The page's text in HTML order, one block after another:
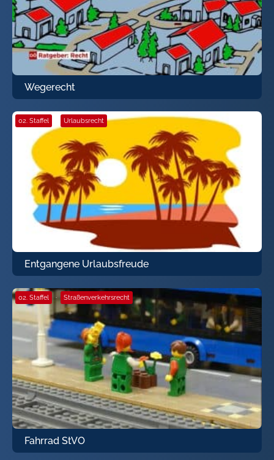
Wegerecht
02. Staffel Urlaubsrecht
Entgangene Urlaubsfreude
02. Staffel · Straßenverkehrsrecht
Fahrrad StVO